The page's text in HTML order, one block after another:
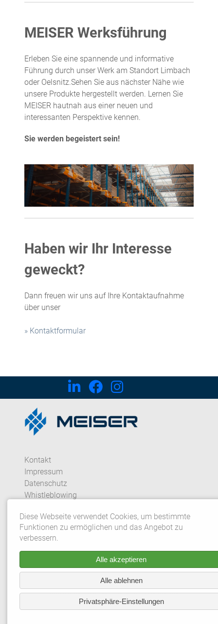
MEISER Werksführung
Erleben Sie eine spannende und informative
Führung durch unser Werk am Standort Limbach
oder Oelsnitz.Sehen Sie aus nächster Nähe wie
unsere Produkte hergestellt werden. Lernen Sie
MEISER hautnah aus einer neuen und
interessanten Perspektive kennen.
Sie werden begeistert sein!
Haben wir Ihr Interesse
geweckt?
Dann freuen wir uns auf Ihre Kontaktaufnahme
über unser
» Kontaktformular
Kontakt
Impressum
Datenschutz
Whistleblowing
Datenschutzeinstellungen
© 2026 Gebrüder MEISER GmbH. Alle Rechte
*Aus redaktionellen Gründen wird bei
Personenbezeichnungen und personenbezogenen
Hauptwörtern die männliche Form verwendet.
Entsprechende Begriffe gelten im Sinne der
Diese Webseite verwendet Cookies, um bestimmte
Funktionen zu ermöglichen und das Angebot zu
verbessern.
Alle akzeptieren
Alle ablehnen
Privatsphäre-Einstellungen